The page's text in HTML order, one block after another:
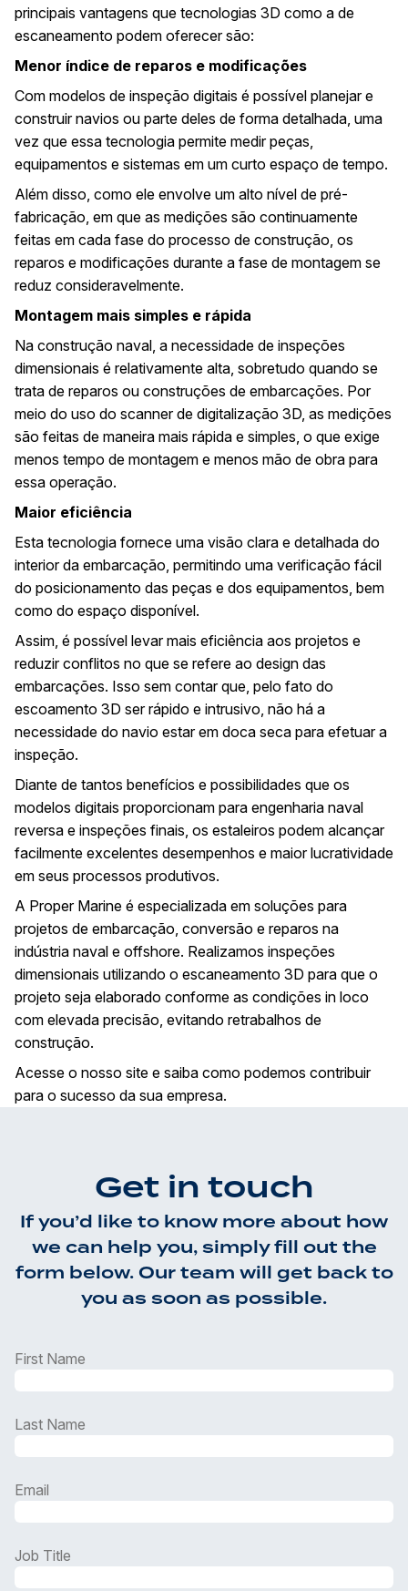
principais vantagens que tecnologias 3D como a de
escaneamento podem oferecer são:
Menor índice de reparos e modificações
Com modelos de inspeção digitais é possível planejar e
construir navios ou parte deles de forma detalhada, uma
vez que essa tecnologia permite medir peças,
equipamentos e sistemas em um curto espaço de tempo.
Além disso, como ele envolve um alto nível de pré-
fabricação, em que as medições são continuamente
feitas em cada fase do processo de construção, os
reparos e modificações durante a fase de montagem se
reduz consideravelmente.
Montagem mais simples e rápida
Na construção naval, a necessidade de inspeções
dimensionais é relativamente alta, sobretudo quando se
trata de reparos ou construções de embarcações. Por
meio do uso do scanner de digitalização 3D, as medições
são feitas de maneira mais rápida e simples, o que exige
menos tempo de montagem e menos mão de obra para
essa operação.
Maior eficiência
Esta tecnologia fornece uma visão clara e detalhada do
interior da embarcação, permitindo uma verificação fácil
do posicionamento das peças e dos equipamentos, bem
como do espaço disponível.
Assim, é possível levar mais eficiência aos projetos e
reduzir conflitos no que se refere ao design das
embarcações. Isso sem contar que, pelo fato do
escoamento 3D ser rápido e intrusivo, não há a
necessidade do navio estar em doca seca para efetuar a
inspeção.
Diante de tantos benefícios e possibilidades que os
modelos digitais proporcionam para engenharia naval
reversa e inspeções finais, os estaleiros podem alcançar
facilmente excelentes desempenhos e maior lucratividade
em seus processos produtivos.
A Proper Marine é especializada em soluções para
projetos de embarcação, conversão e reparos na
indústria naval e offshore. Realizamos inspeções
dimensionais utilizando o escaneamento 3D para que o
projeto seja elaborado conforme as condições in loco
com elevada precisão, evitando retrabalhos de
construção.
Acesse o nosso site e saiba como podemos contribuir
para o sucesso da sua empresa.
Get in touch
If you’d like to know more about how
we can help you, simply fill out the
form below. Our team will get back to
you as soon as possible.
First Name
Last Name
Email
Job Title